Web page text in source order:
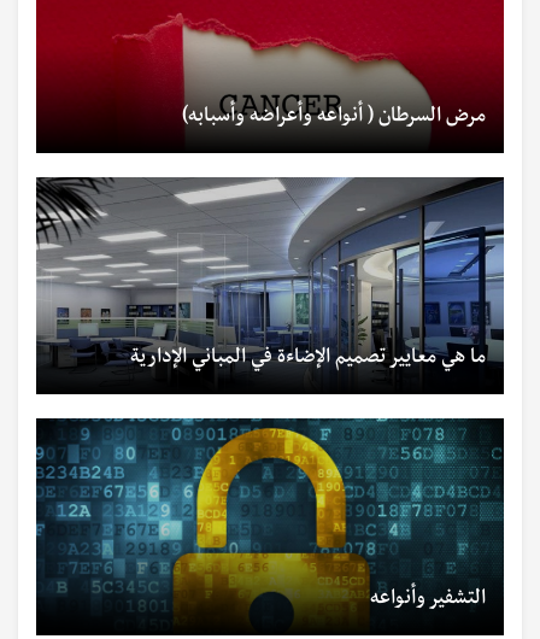
مرض السرطان ( أنواعه وأعراضه وأسبابه)
ما هي معايير تصميم الإضاءة في المباني الإدارية
التشفير وأنواعه